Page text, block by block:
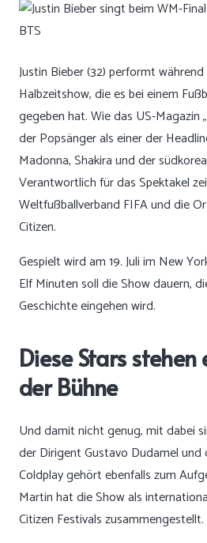
Justin Bieber (32) performt
Halbzeitshow, die es bei einem
gegeben hat. Wie das US-
der Popsänger als einer der
Madonna, Shakira und der
Verantwortlich für das Spektakel
Weltfußballverband FIFA und die
Citizen.
Gespielt wird am 19. Juli im New
Elf Minuten soll die Show dauern,
Geschichte eingehen wird.
Diese Stars
der Bühne
Und damit nicht genug, mit dabei
der Dirigent Gustavo Dudamel und
Coldplay gehört ebenfalls zum
Martin hat die Show als
Citizen Festivals zusammengestellt.